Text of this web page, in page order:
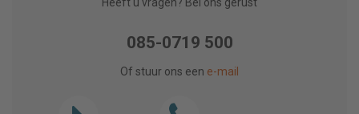
Heeft u vragen? Bel ons gerust
085-0719 500
Of stuur ons een e-mail